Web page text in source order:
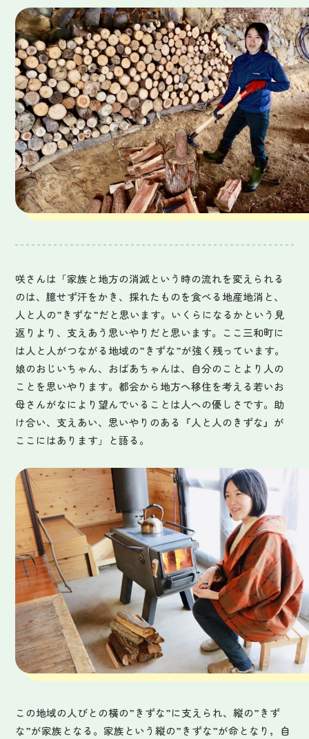
咲さんは「家族と地方の消滅という時の流れを変えられる
のは、臆せず汗をかき、採れたものを食べる地産地消と、
人と人の”きずな”だと思います。いくらになるかという見
返りより、支えあう思いやりだと思います。ここ三和町に
は人と人がつながる地域の”きずな”が強く残っています。
娘のおじいちゃん、おばあちゃんは、自分のことより人の
ことを思いやります。都会から地方へ移住を考える若いお
母さんがなにより望んでいることは人への優しさです。助
け合い、支えあい、思いやりのある『人と人のきずな』が
ここにはあります」と語る。
この地域の人びとの横の”きずな”に支えられ、縦の”きず
な”が家族となる。家族という縦の”きずな”が命となり，自